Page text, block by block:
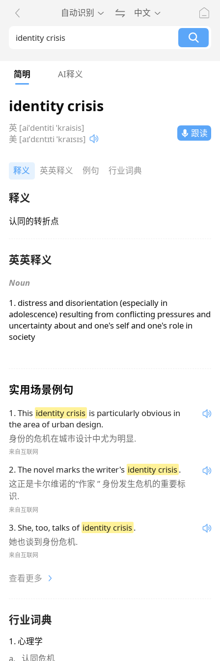
自动识别 中文
简明 AI释义
identity crisis
英 [aiˈdentiti ˈkraisis]
美 [aɪˈdɛntɪti ˈkraɪsɪs]
跟读
释义 英英释义 例句 行业词典
释义
认同的转折点
英英释义
Noun
1. distress and disorientation (especially in
adolescence) resulting from conflicting pressures and
uncertainty about and one's self and one's role in
society
实用场景例句
1 .This identity crisis is particularly obvious in
the area of urban design.
身份的危机在城市设计中尤为明显.
来自互联网
2.The novel marks the writer's identity crisis.
这正是卡尔维诺的“作家 ” 身份发生危机的重要标
识.
来自互联网
3.She, too, talks of identity crisis.
她也谈到身份危机.
来自互联网
查看更多
行业词典
1 . 心理学
a. 认同危机